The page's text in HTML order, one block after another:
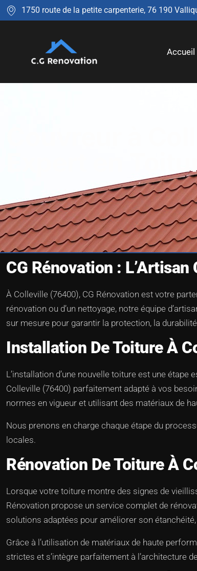
1750 route de la petite carpenterie, 76 190
Accueil
Couvreur à
Expert en
CG Rénovation :
À Colleville (76400), CG Rénovation est votre
rénovation ou d’un nettoyage, notre équipe
sur mesure pour garantir la protection, la
Installation De Toiture À
L’installation d’une nouvelle toiture est une
Colleville (76400) parfaitement adapté à vos
normes en vigueur et utilisant des matériaux de
Nous prenons en charge chaque étape du
locales.
Rénovation De Toiture À
Lorsque votre toiture montre des signes de
Rénovation propose un service complet de
solutions adaptées pour améliorer son
Grâce à l’utilisation de matériaux de haute
strictes et s’intègre parfaitement à l’architecture